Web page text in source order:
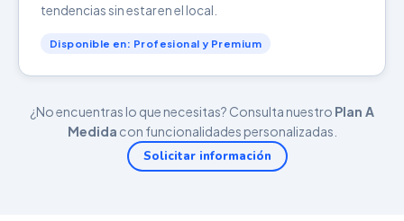
tendencias sin estar en el local.
Disponible en: Profesional y Premium
¿No encuentras lo que necesitas? Consulta nuestro Plan A
Medida con funcionalidades personalizadas.
Solicitar información